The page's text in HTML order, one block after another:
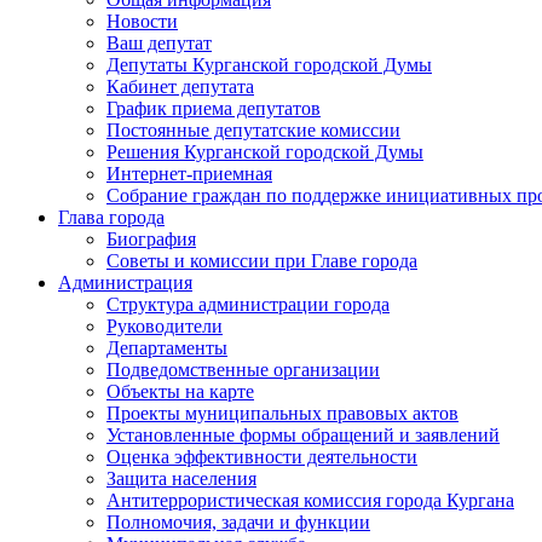
Новости
Ваш депутат
Депутаты Курганской городской Думы
Кабинет депутата
График приема депутатов
Постоянные депутатские комиссии
Решения Курганской городской Думы
Интернет-приемная
Собрание граждан по поддержке инициативных
Глава города
Биография
Советы и комиссии при Главе города
Администрация
Структура администрации города
Руководители
Департаменты
Подведомственные организации
Объекты на карте
Проекты муниципальных правовых актов
Установленные формы обращений и заявлений
Оценка эффективности деятельности
Защита населения
Антитеррористическая комиссия города Кургана
Полномочия, задачи и функции